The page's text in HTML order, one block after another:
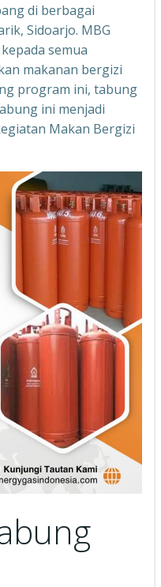
di berbagai
Sidoarjo. MBG
semua
makanan bergizi
program ini, tabung
ini menjadi
Makan Bergizi